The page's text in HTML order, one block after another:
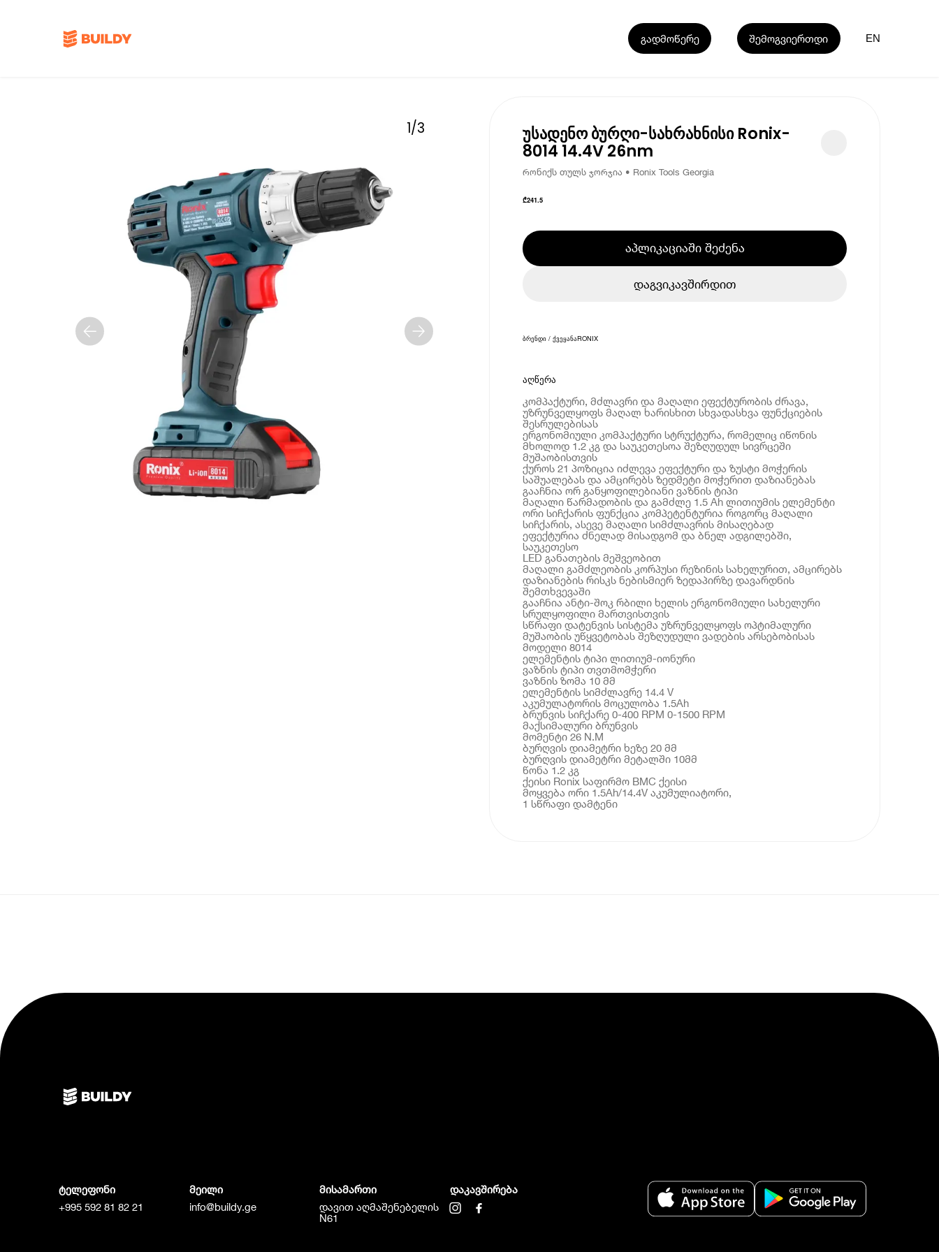
გადმოწერე შემოგვიერთდი EN
1/3 უსადენო ბურღი-სახრახნისი Ronix-
8014 14.4V 26nm
რონიქს თულს ჯორჯია • Ronix Tools Georgia
₾241.5
აპლიკაციაში შეძენა
დაგვიკავშირდით
ბრენდი / ქვეყანაRONIX
აღწერა
კომპაქტური, მძლავრი და მაღალი ეფექტურობის ძრავა,
უზრუნველყოფს მაღალ ხარისხით სხვადასხვა ფუნქციების
შესრულებისას
ერგონომიული კომპაქტური სტრუქტურა, რომელიც იწონის
მხოლოდ 1.2 კგ და საუკეთესოა შეზღუდულ სივრცეში
მუშაობისთვის
ქუროს 21 პოზიცია იძლევა ეფექტური და ზუსტი მოჭერის
საშუალებას და ამცირებს ზედმეტი მოჭერით დაზიანებას
გააჩნია ორ განყოფილებიანი ვაზნის ტიპი
მაღალი წარმადობის და გამძლე 1.5 Ah ლითიუმის ელემენტი
ორი სიჩქარის ფუნქცია კომპეტენტურია როგორც მაღალი
სიჩქარის, ასევე მაღალი სიმძლავრის მისაღებად
ეფექტურია ძნელად მისადგომ და ბნელ ადგილებში,
საუკეთესო
LED განათების მეშვეობით
მაღალი გამძლეობის კორპუსი რეზინის სახელურით, ამცირებს
დაზიანების რისკს ნებისმიერ ზედაპირზე დავარდნის
შემთხვევაში
გააჩნია ანტი-შოკ რბილი ხელის ერგონომიული სახელური
სრულყოფილი მართვისთვის
სწრაფი დატენვის სისტემა უზრუნველყოფს ოპტიმალური
მუშაობის უწყვეტობას შეზღუდული ვადების არსებობისას
მოდელი 8014
ელემენტის ტიპი ლითიუმ-იონური
ვაზნის ტიპი თვთმომჭერი
ვაზნის ზომა 10 მმ
ელემენტის სიმძლავრე 14.4 V
აკუმულატორის მოცულობა 1.5Ah
ბრუნვის სიჩქარე 0-400 RPM 0-1500 RPM
მაქსიმალური ბრუნვის
მომენტი 26 N.M
ბურღვის დიამეტრი ხეზე 20 მმ
ბურღვის დიამეტრი მეტალში 10მმ
წონა 1.2 კგ
ქეისი Ronix საფირმო BMC ქეისი
მოყვება ორი 1.5Ah/14.4V აკუმულიატორი,
1 სწრაფი დამტენი
ტელეფონი
+995 592 81 82 21
მეილი
info@buildy.ge
მისამართი
დავით აღმაშენებელის
N61
დაკავშირება